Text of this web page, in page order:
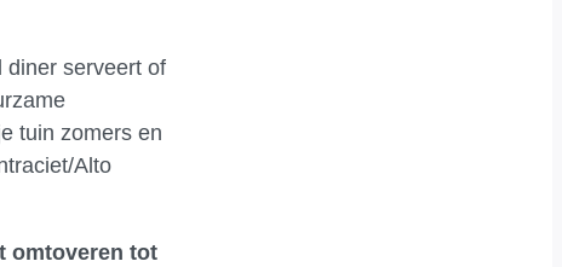
diner serveert of
tuin zomers en
Alto
omtoveren tot